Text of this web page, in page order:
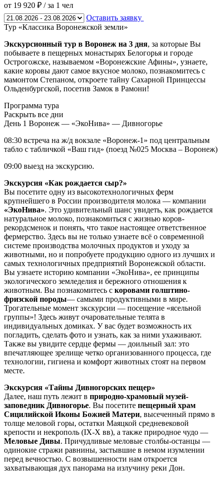
от 19 920 ₽ / за 1 чел
Оставить заявку
Тур «Классика Воронежской земли»
Экскурсионный тур в Воронеж на 3 дня, за которые Вы
побываете в пещерных монастырях Белогорья и городе
Острогожске, называемом «Воронежские Афины», узнаете,
какие коровы дают самое вкусное молоко, познакомитесь с
мамонтом Степаном, откроете тайну Сахарной Принцессы
Ольденбургской, посетив Замок в Рамони!
Программа тура
Раскрыть все дни
День 1 Воронеж — «ЭкоНива» — Дивногорье
08:30 встреча на ж/д вокзале «Воронеж-1» под центральным
табло с табличкой «Ваш гид» (поезд №025 Москва – Воронеж)
09:00 выезд на экскурсию.
Экскурсия «Как рождается сыр?»
Вы посетите одну из высокотехнологичных ферм
крупнейшего в России производителя молока — компании
«ЭкоНива». Это удивительный шанс увидеть, как рождается
натуральное молоко, познакомиться с жизнью коров-
рекордсменок и понять, что такое настоящее ответственное
фермерство. Здесь вы не только узнаете всё о современной
системе производства молочных продуктов и уходу за
животными, но и попробуете продукцию одного из лучших и
самых технологичных предприятий Воронежской области.
Вы узнаете историю компании «ЭкоНива», ее принципы
экологического земледелия и бережного отношения к
животным. Вы познакомитесь с коровами голштино-
фризской породы— самыми продуктивными в мире.
Трогательные момент экскурсии — посещение «ясельной
группы»! Здесь живут очаровательные телята в
индивидуальных домиках. У вас будет возможность их
погладить, сделать фото и узнать, как за ними ухаживают.
Также вы увидите сердце фермы — доильный зал: это
впечатляющее зрелище четко организованного процесса, где
технологии, гигиена и комфорт животных стоят на первом
месте.
Экскурсия «Тайны Дивногорских пещер»
Далее, наш путь лежит в природно-храмовый музей-
заповедник Дивногорье. Вы посетите пещерный храм
Сицилийской Иконы Божией Матери, высеченный прямо в
толще меловой горы, остатки Маяцкой средневековой
крепости и некрополь (IX-X вв), а также природное чудо —
Меловые Дивы. Причудливые меловые столбы-останцы —
одинокие стражи равнины, застывшие в немом изумлении
перед вечностью. С возвышенности нам откроется
захватывающая дух панорама на излучину реки Дон.